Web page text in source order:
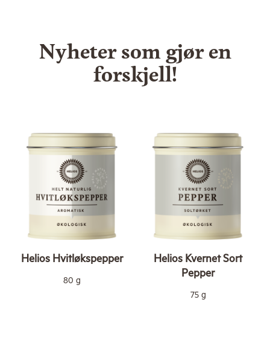
Nyheter som gjør en
forskjell!
Helios Hvitløkspepper
80 g
Helios Kvernet Sort
Pepper
75 g